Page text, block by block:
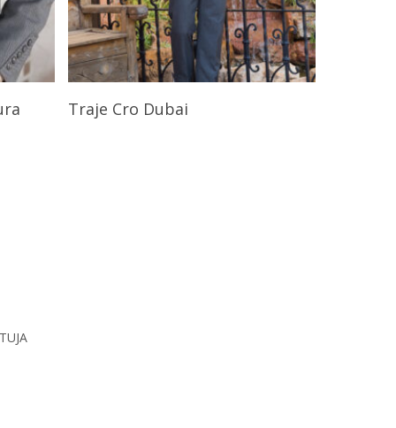
Seleccionar Opciones
Traje Cro Dubai